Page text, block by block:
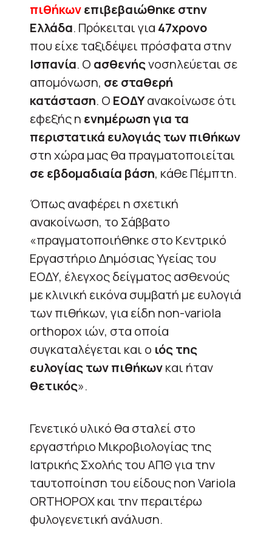
πιθήκωνεπιβεβαιώθηκε στην
Ελλάδα. Πρόκειται για 47χρονο
που είχε ταξιδέψει πρόσφατα στην
Ισπανία. Ο ασθενήςνοσηλεύεται σε
απομόνωση, σε σταθερή
κατάσταση. Ο ΕΟΔΥανακοίνωσε ότι
εφεξής η ενημέρωση για τα
περιστατικά ευλογιάς των πιθήκων
στη χώρα μας θα πραγματοποιείται
σε εβδομαδιαία βάση, κάθε Πέμπτη.
Όπως αναφέρει η σχετική
ανακοίνωση, το Σάββατο
«πραγματοποιήθηκε στο Κεντρικό
Εργαστήριο Δημόσιας Υγείας του
ΕΟΔΥ, έλεγχος δείγματος ασθενούς
με κλινική εικόνα συμβατή με ευλογιά
των πιθήκων, για είδη non-variola
orthopox ιών, στα οποία
συγκαταλέγεται και ο ιός της
ευλογίας των πιθήκωνκαι ήταν
θετικός».
Γενετικό υλικό θα σταλεί στο
εργαστήριο Μικροβιολογίας της
Ιατρικής Σχολής του ΑΠΘ για την
ταυτοποίηση του είδους non Variola
ORTHOPOX και την περαιτέρω
φυλογενετική ανάλυση.